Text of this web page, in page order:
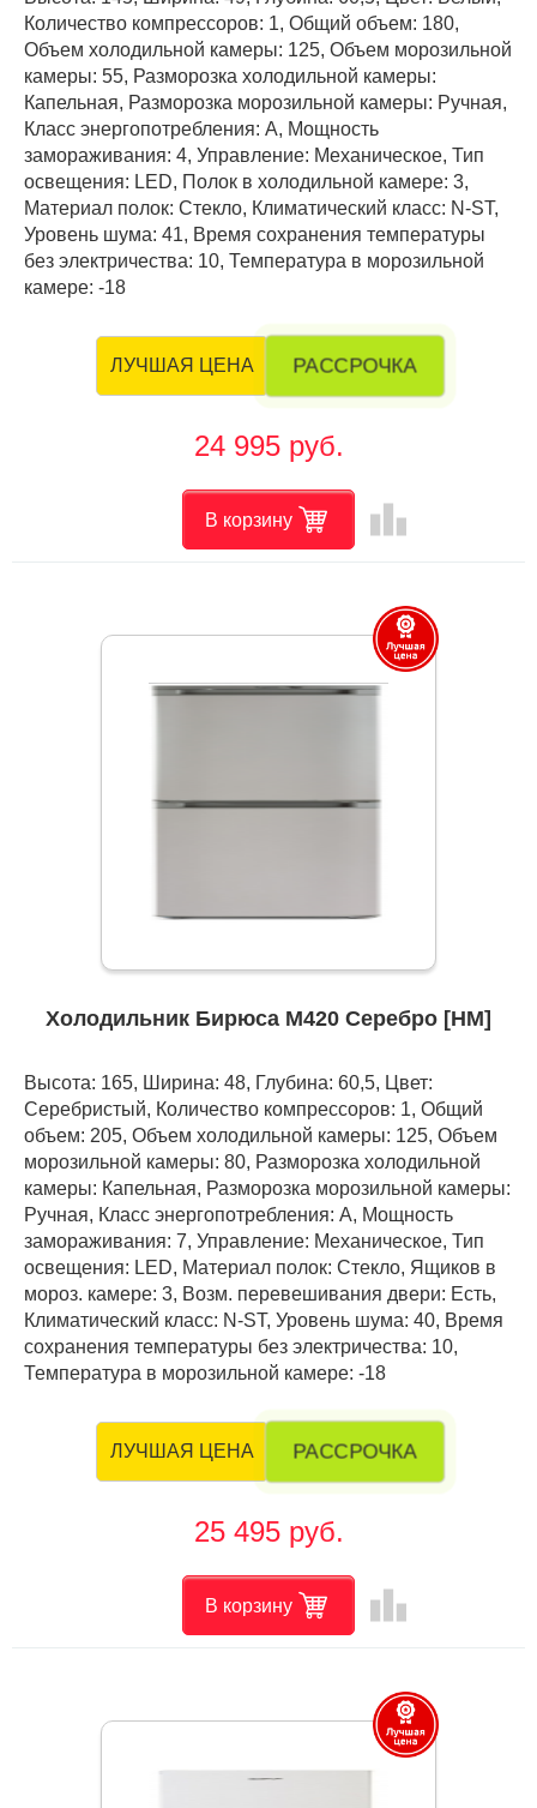
Количество компрессоров: 1, Общий объем: 180,
Объем холодильной камеры: 125, Объем морозильной
камеры: 55, Разморозка холодильной камеры:
Капельная, Разморозка морозильной камеры: Ручная,
Класс энергопотребления: А, Мощность
замораживания: 4, Управление: Механическое, Тип
освещения: LED, Полок в холодильной камере: 3,
Материал полок: Стекло, Климатический класс: N-ST,
Уровень шума: 41, Время сохранения температуры
без электричества: 10, Температура в морозильной
камере: -18
ЛУЧШАЯ ЦЕНА РАССРОЧКА
24 995 руб.
В корзину leaderboard
Холодильник Бирюса M420 Серебро [НМ]
Высота: 165, Ширина: 48, Глубина: 60,5, Цвет:
Серебристый, Количество компрессоров: 1, Общий
объем: 205, Объем холодильной камеры: 125, Объем
морозильной камеры: 80, Разморозка холодильной
камеры: Капельная, Разморозка морозильной камеры:
Ручная, Класс энергопотребления: А, Мощность
замораживания: 7, Управление: Механическое, Тип
освещения: LED, Материал полок: Стекло, Ящиков в
мороз. камере: 3, Возм. перевешивания двери: Есть,
Климатический класс: N-ST, Уровень шума: 40, Время
сохранения температуры без электричества: 10,
Температура в морозильной камере: -18
ЛУЧШАЯ ЦЕНА РАССРОЧКА
25 495 руб.
В корзину leaderboard